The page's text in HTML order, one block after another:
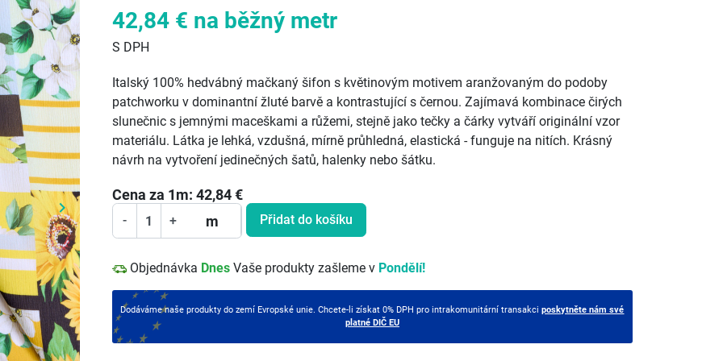
Další
keyboard_arrow_right
42,84 € na běžný metr
S DPH
Italský 100% hedvábný mačkaný šifon s květinovým motivem aranžovaným do podoby
patchworku v dominantní žluté barvě a kontrastující s černou. Zajímavá kombinace čirých
slunečnic s jemnými maceškami a růžemi, stejně jako tečky a čárky vytváří originální vzor
materiálu. Látka je lehká, vzdušná, mírně průhledná, elastická - funguje na nitích. Krásný
návrh na vytvoření jedinečných šatů, halenky nebo šátku.
Cena za 1m: 42,84€
- + m Přidat do košíku
Objednávka Dnes Vaše produkty zašleme v Pondělí!
Dodáváme naše produkty do zemí Evropské unie. Chcete-li získat 0% DPH pro intrakomunitární transakciposkytněte nám své
platné DIČ EU